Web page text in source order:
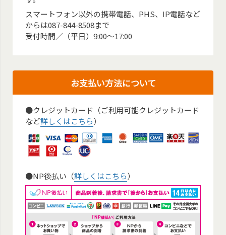
スマートフォン以外の携帯電話、PHS、IP電話など
からは087-844-8508まで
受付時間／（平日）9:00～17:00
お支払い方法について
●クレジットカード（ご利用可能クレジットカード
など詳しくはこちら）
●NP後払い（詳しくはこちら）